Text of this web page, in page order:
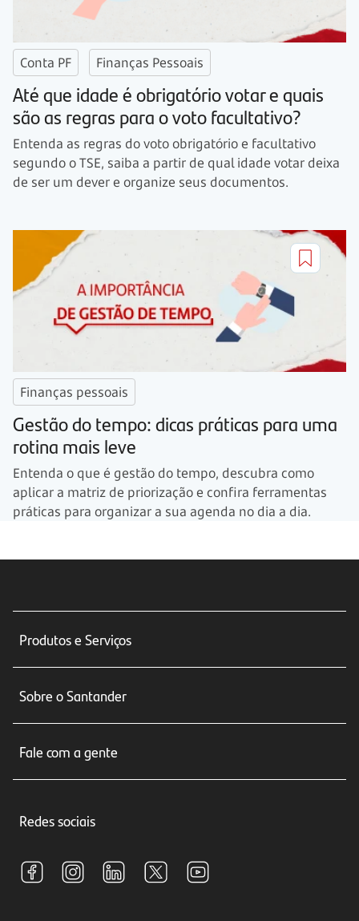
Conta PF Finanças Pessoais
Até que idade é obrigatório votar e quais
são as regras para o voto facultativo?
Entenda as regras do voto obrigatório e facultativo
segundo o TSE, saiba a partir de qual idade votar deixa
de ser um dever e organize seus documentos.
Finanças pessoais
Gestão do tempo: dicas práticas para uma
rotina mais leve
Entenda o que é gestão do tempo, descubra como
aplicar a matriz de priorização e confira ferramentas
práticas para organizar a sua agenda no dia a dia.
Produtos e Serviços
Seguros
Crédito e Financiamentos
Investimentos
Para sua Empresa
Sobre o Santander
Relações com Investidores
Fale com a gente
Central de Renegociação
S.A.C
Redes sociais